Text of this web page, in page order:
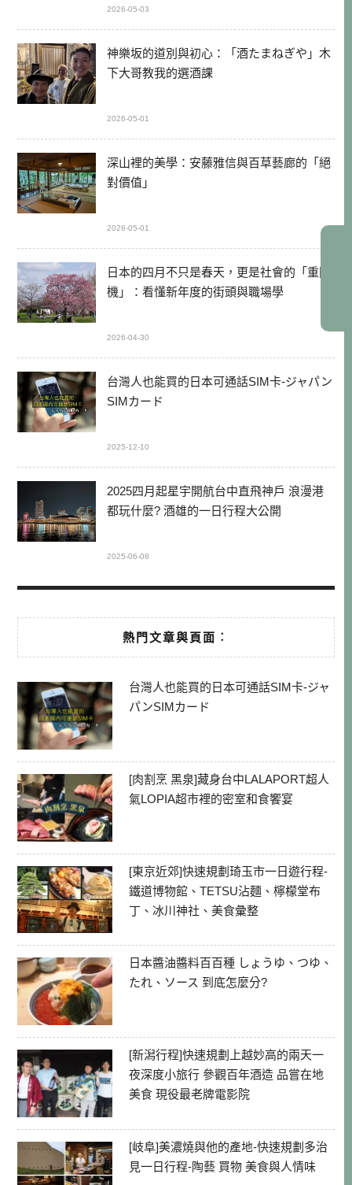
2026-05-03
神樂坂的道別與初心：「酒たまねぎや」木
下大哥教我的選酒課
2026-05-01
深山裡的美學：安藤雅信與百草藝廊的「絕
對價值」
2026-05-01
日本的四月不只是春天，更是社會的「重開
機」：看懂新年度的街頭與職場學
2026-04-30
台灣人也能買的日本可通話SIM卡-ジャパン
SIMカード
2025-12-10
2025四月起星宇開航台中直飛神戶 浪漫港
都玩什麼? 酒雄的一日行程大公開
2025-06-08
熱門文章與頁面︰
台灣人也能買的日本可通話SIM卡-ジャ
パンSIMカード
[肉割烹 黑泉]藏身台中LALAPORT超人
氣LOPIA超市裡的密室和食饗宴
[東京近郊]快速規劃琦玉市一日遊行程-
鐵道博物館、TETSU沾麵、檸檬堂布
丁、冰川神社、美食彙整
日本醬油醬料百百種 しょうゆ、つゆ、
たれ、ソース 到底怎麼分?
[新潟行程]快速規劃上越妙高的兩天一
夜深度小旅行 參觀百年酒造 品嘗在地
美食 現役最老牌電影院
[岐阜]美濃燒與他的產地-快速規劃多治
見一日行程-陶藝 買物 美食與人情味